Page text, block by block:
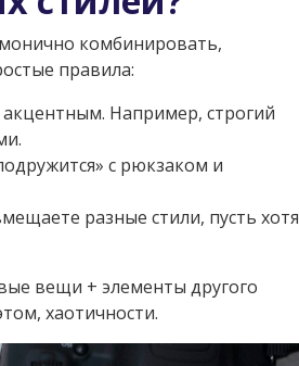
комбинировать,
правила:
Например, строгий
с рюкзаком и
разные стили, пусть хотя
вещи + элементы другого
хаотичности.